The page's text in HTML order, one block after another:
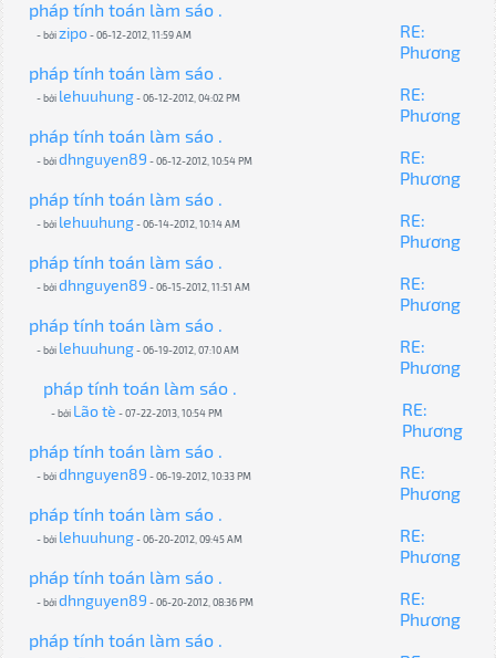
pháp tính toán làm sáo .
- bởizipo- 06-12-2012, 11:59 AM
RE:
Phương
pháp tính toán làm sáo .
- bởi lehuuhung- 06-12-2012, 04:02 PM
RE:
Phương
pháp tính toán làm sáo .
- bởidhnguyen89 - 06-12-2012, 10:54 PM
RE:
Phương
pháp tính toán làm sáo .
- bởi lehuuhung- 06-14-2012, 10:14 AM
RE:
Phương
pháp tính toán làm sáo .
- bởidhnguyen89 - 06-15-2012, 11:51 AM
RE:
Phương
pháp tính toán làm sáo .
- bởi lehuuhung- 06-19-2012, 07:10 AM
RE:
Phương
pháp tính toán làm sáo .
- bởi Lão tè - 07-22-2013, 10:54 PM
RE:
Phương
pháp tính toán làm sáo .
- bởidhnguyen89 - 06-19-2012, 10:33 PM
RE:
Phương
pháp tính toán làm sáo .
- bởi lehuuhung- 06-20-2012, 09:45 AM
RE:
Phương
pháp tính toán làm sáo .
- bởidhnguyen89 - 06-20-2012, 08:36 PM
RE:
Phương
pháp tính toán làm sáo .